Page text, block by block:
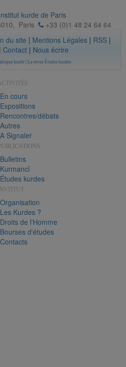
kurde de Paris
, Paris
+33 (0)1 48 24 64 64
du site | Mentions Légales | RSS |
Contact| Nous écrire
kurde| La revue Études kurdes
En cours
Expositions
Rencontres/débats
Autres
A Signaler
PUBLICATIONS
Bulletins
Kurmancî
Études kurdes
INSTITUT
Organisation
Les Kurdes ?
Droits de l'Homme
Bourses d'études
Contacts